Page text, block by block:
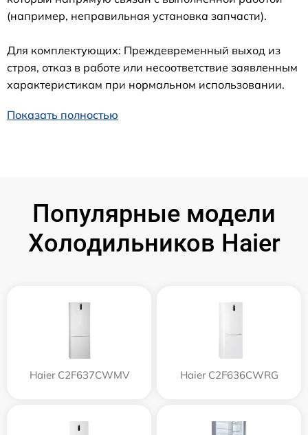
(например, неправильная установка запчасти).
Для комплектующих: Преждевременный выход из
строя, отказ в работе или несоответствие заявленным
характеристикам при нормальном использовании.
Показать полностью
Популярные модели
Холодильников Haier
Haier C2F637CWMV Haier C2F636CWRG